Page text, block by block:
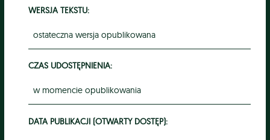
WERSJA TEKSTU:
ostateczna wersja opublikowana
CZAS UDOSTĘPNIENIA:
w momencie opublikowania
DATA PUBLIKACJI (OTWARTY DOSTĘP):